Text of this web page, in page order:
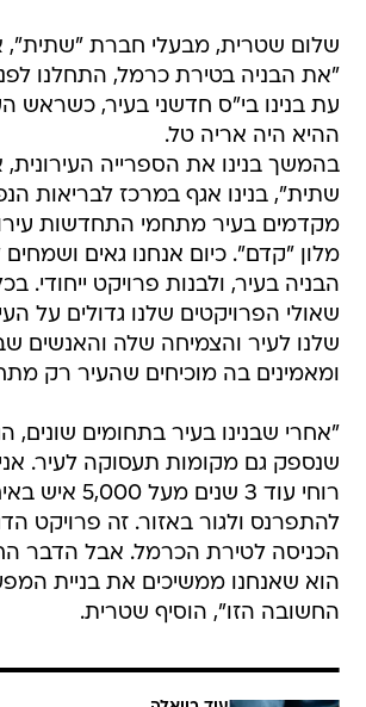
שלום שטרית, מבעלי חברת
עת בנינו בי"ס חדשני בעיר, כשראש
ההיא היה אריה טל.
בהמשך בנינו את הספרייה העירונית,
שתית", בנינו אגף במרכז לבריאות
מקדמים בעיר מתחמי התחדשות
מלון "קדם". כיום אנחנו גאים
הבניה בעיר, ולבנות פרויקט ייחודי.
שאולי הפרויקטים שלנו גדולים על
שלנו לעיר והצמיחה שלה והאנשים
ומאמינים בה מוכיחים שהעיר רק
"אחרי שבנינו בעיר בתחומים שונים,
שנספק גם מקומות תעסוקה לעיר. אני
רוחי עוד 3 שנים
להתפרנס ולגור באזור. זה פרויקט
הכניסה לטירת הכרמל. אבל הדבר
הוא שאנחנו ממשיכים את בניית
החשובה הזו", הוסיף שטרית.